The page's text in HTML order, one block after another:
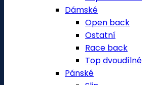
Dámské
Open back
Ostatní
Race back
Top dvoudílné
Pánské